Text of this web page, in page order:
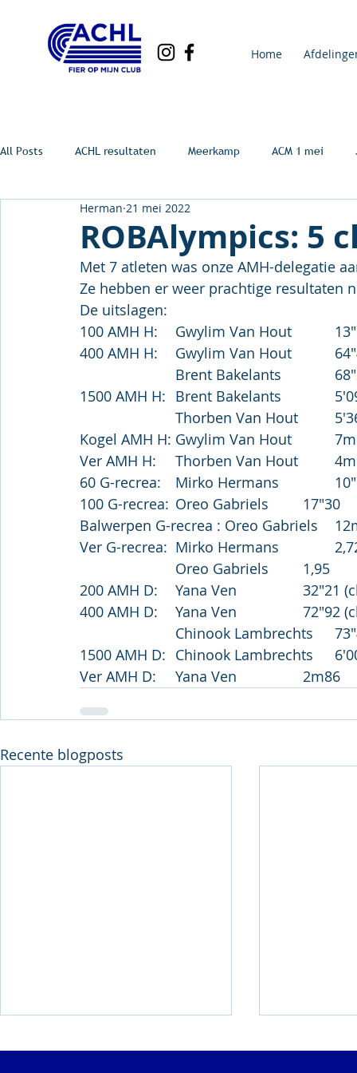
Home
All Posts ACHL resultaten Meerkamp ACM 1 mei
ROBAlympics: 5
Herman 21 mei 2022
Met 7 atleten was onze AMH-delegatie
Ze hebben er weer prachtige resultaten
De uitslagen:
100 AMH H:
400
Brent
1500 AMH H:
Thorben
Kogel
Ver
60 G-recrea:
100 G-recrea:	Oreo Gabriels		17"30
Balwerpen G-
Ver G-recrea:	Mirko
			Oreo Gabriels		1,95
200 AMH D:
400 AMH D:
Chinook
1500 AMH D:
Ver AMH D:	Yana Ven			2m86
Recente blogposts